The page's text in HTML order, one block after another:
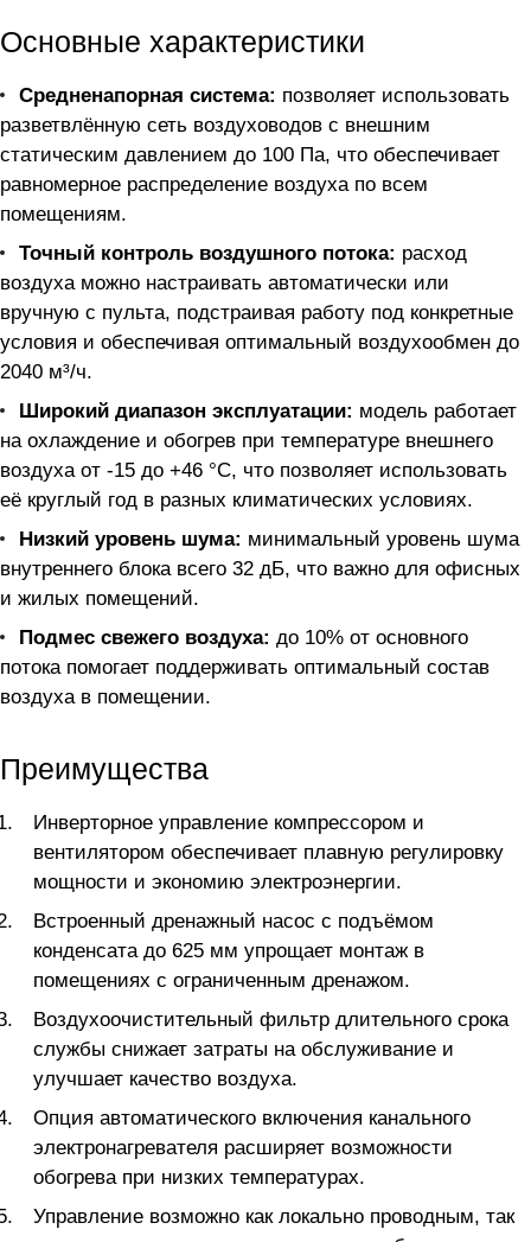
Основные характеристики
Средненапорная система: позволяет использовать
разветвлённую сеть воздуховодов с внешним
статическим давлением до 100 Па, что обеспечивает
равномерное распределение воздуха по всем
помещениям.
Точный контроль воздушного потока: расход
воздуха можно настраивать автоматически или
вручную с пульта, подстраивая работу под конкретные
условия и обеспечивая оптимальный воздухообмен до
2040 м³/ч.
Широкий диапазон эксплуатации: модель работает
на охлаждение и обогрев при температуре внешнего
воздуха от -15 до +46 °C, что позволяет использовать
её круглый год в разных климатических условиях.
Низкий уровень шума: минимальный уровень шума
внутреннего блока всего 32 дБ, что важно для офисных
и жилых помещений.
Подмес свежего воздуха: до 10% от основного
потока помогает поддерживать оптимальный состав
воздуха в помещении.
Преимущества
Инверторное управление компрессором и
вентилятором обеспечивает плавную регулировку
мощности и экономию электроэнергии.
Встроенный дренажный насос с подъёмом
конденсата до 625 мм упрощает монтаж в
помещениях с ограниченным дренажом.
Воздухоочистительный фильтр длительного срока
службы снижает затраты на обслуживание и
улучшает качество воздуха.
Опция автоматического включения канального
электронагревателя расширяет возможности
обогрева при низких температурах.
Управление возможно как локально проводным, так